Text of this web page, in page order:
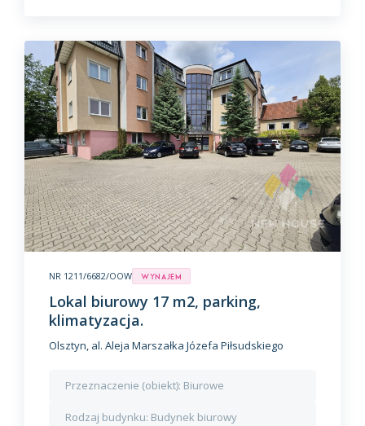
NR 1211/6682/OOW Wynajem
Lokal biurowy 17 m2, parking,
klimatyzacja.
Olsztyn, al. Aleja Marszałka Józefa Piłsudskiego
Przeznaczenie (obiekt): Biurowe
Rodzaj budynku: Budynek biurowy